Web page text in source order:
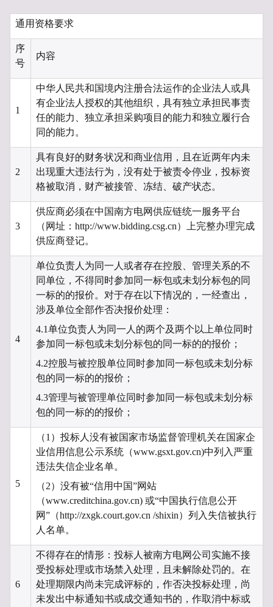
通用资格要求
序
号
内容
1
中华人民共和国境内注册合法运作的企业法人或具
有企业法人授权的其他组织，具有独立承担民事责
任的能力、独立承担采购项目的能力和独立履行合
同的能力。
2
具有良好的财务状况和商业信用，且在近两年内未
出现重大违法行为，没有处于被责令停业，投标资
格被取消，财产被接管、冻结、破产状态。
3
供应商必须在中国南方电网供应链统一服务平台
（网址：http://www.bidding.csg.cn）上完整办理完成
供应商登记。
4
单位负责人为同一人或者存在控股、管理关系的不
同单位，不得同时参加同一标包或未划分标包的同
一标的的报价。对于存在以下情况的，一经查出，
涉及单位全部作否决报价处理：
4.1单位负责人为同一人的两个及两个以上单位同时
参加同一标包或未划分标包的同一标的的报价；
4.2控股与被控股单位同时参加同一标包或未划分标
包的同一标的的报价；
4.3管理与被管理单位同时参加同一标包或未划分标
包的同一标的的报价；
5
（1）投标人没有被国家市场监督管理机关在国家企
业信用信息公示系统（www.gsxt.gov.cn)中列入严重
违法失信企业名单。
（2）没有被“信用中国”网站
（www.creditchina.gov.cn) 或“中国执行信息公开
网”（http://zxgk.court.gov.cn /shixin）列入失信被执行
人名单。
6
不得存在的情形：投标人被南方电网公司实施不接
受投标处理或市场禁入处理，且未解除处罚的。在
处理期限内尚未完成评标的，作否决投标处理，尚
未发出中标通知书或成交通知书的，作取消中标或